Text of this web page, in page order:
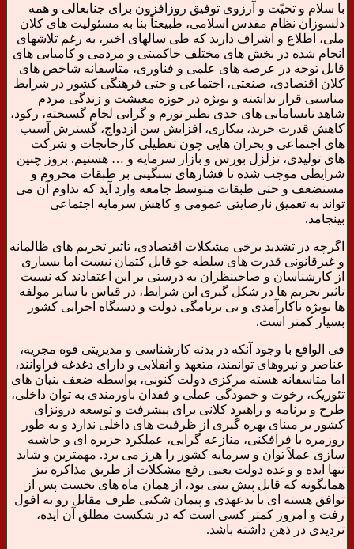
با سلام و تحیّت و آرزوی توفیق روزافزون برای جنابعالی و همه
دلسوزان نظام مقدس اسلامی، طبیعتاً بنا به مسئولیت های کلان
ملی، اطلاع و اشراف دارید که طی سالهای اخیر، به رغم تلاشهای
انجام شده در بخش های مختلف حاکمیتی و مردمی و کامیابی های
قابل توجه در عرصه های علمی و فناوری، متاسفانه شاخص های
کلان اقتصادی، صنعتی، اجتماعی و حتی فرهنگی کشور در شرایط
مناسبی قرار نداشته و بویژه در حوزه معیشت و زندگی مردم
شاهد نابسامانی های جدی نظیر تورم و گرانی لجام گسیخته، رکود،
کاهش قدرت خرید، بیکاری، افزایش سن ازدواج، گسترش آسیب
های اجتماعی و بحران هایی چون تعطیلی کارخانجات و شرکت
های تولیدی، تزلزل بورس و بازار سرمایه و … هستیم. بروز چنین
شرایطی موجب شده تا فشارهای سنگینی بر طبقات محروم و
مستضعف و حتی طبقات متوسط جامعه وارد آید که تداوم آن می
تواند به تعمیق نارضایتی عمومی و کاهش سرمایه اجتماعی
بینجامد.
اگرچه در تشدید برخی مشکلات اقتصادی، تاثیر تحریم های ظالمانه
و غیرقانونی قدرت های سلطه جو قابل کتمان نیست اما بسیاری
از کارشناسان و صاحبنظران به درستی بر این اعتقادند که نسبت
تاثیر تحریم ها در شکل گیری این شرایط، در قیاس با سایر مولفه
ها بویژه ناکارآمدی و بی برنامگی دولت و دستگاه اجرایی کشور
بسیار کمتر است.
فی الواقع با وجود آنکه در بدنه کارشناسی و مدیریتی قوه مجریه،
عناصر و نیروهای توانمند، متعهد و انقلابی و دارای دغدغه فراوانند،
اما متاسفانه هسته مرکزی دولت کنونی، بواسطه ضعف بنیان های
تئوریک، رخوت و خمودگی عملی و فقدان باورمندی به توان داخلی،
طرح و برنامه و راهبرد کلانی برای پیشرفت و توسعه درونزای
کشور بر مبنای بهره گیری از ظرفیت های داخلی ندارد و به طور
روزمره با فرافکنی، منازعه گرایی، عملکرد جزیره ای و حاشیه
سازی عملاً توان و سرمایه کشور را هرز می برد. مهمترین و شاید
تنها ایده و وعده دولت یعنی رفع مشکلات از طریق مذاکره نیز
همانگونه که قابل پیش بینی بود، از همان ماه های نخست پس از
توافق هسته ای با بدعهدی و پیمان شکنی طرف مقابل رو به افول
رفت و امروز کمتر کسی است که در شکست مطلق آن ایده،
تردیدی در ذهن داشته باشد.